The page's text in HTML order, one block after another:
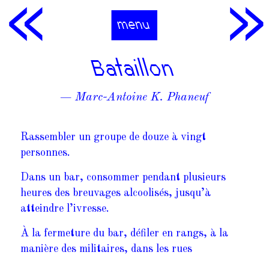
menu
Bataillon
—Marc-Antoine K. Phaneuf
Rassembler un groupe de douze à vingt
personnes.
Dans un bar, consommer pendant plusieurs
heures des breuvages alcoolisés, jusqu’à
atteindre l’ivresse.
À la fermeture du bar, défiler en rangs, à la
manière des militaires, dans les rues